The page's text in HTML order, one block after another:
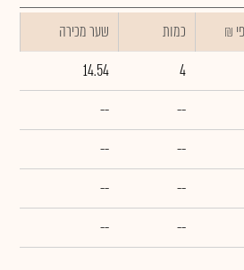
כמות
שער מכירה
4
14.54
--
--
--
--
--
--
--
--